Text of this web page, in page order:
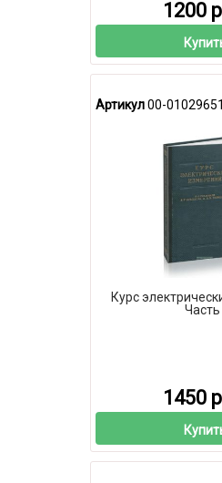
1200
Артикул00-01029651
Курс
Часть I
1450